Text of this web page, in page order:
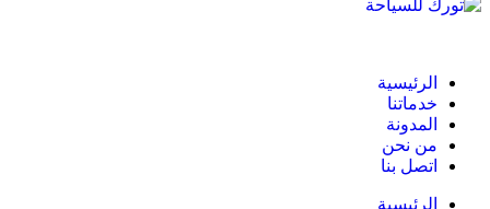
الرئيسية
خدماتنا
المدونة
من نحن
اتصل بنا
الرئيسية